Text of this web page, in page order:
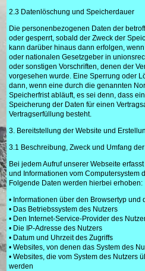
2.3 Datenlöschung und Speicherdauer
Die personenbezogenen Daten der
oder gesperrt, sobald der Zweck der
kann darüber hinaus dann erfolgen,
oder nationalen Gesetzgeber in
oder sonstigen Vorschriften, denen der
vorgesehen wurde. Eine Sperrung oder
dann, wenn eine durch die genannten
Speicherfrist abläuft, es sei denn, dass
Speicherung der Daten für einen
Vertragserfüllung besteht.
3. Bereitstellung der Website und
3.1 Beschreibung, Zweck und Umfang
Bei jedem Aufruf unserer Webseite
und Informationen vom Computersystem
Folgende Daten werden hierbei erhoben:
• Informationen über den Browsertyp und
• Das Betriebssystem des Nutzers
• Den Internet-Service-Provider des
• Die IP-Adresse des Nutzers
• Datum und Uhrzeit des Zugriffs
• Websites, von denen das System des
• Websites, die vom System des Nutzers
werden